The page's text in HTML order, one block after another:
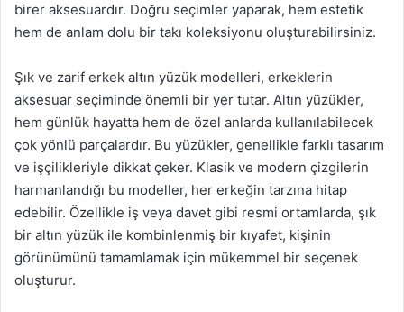
birer aksesuardır. Doğru seçimler yaparak, hem estetik
hem de anlam dolu bir takı koleksiyonu oluşturabilirsiniz.
Şık ve zarif erkek altın yüzük modelleri, erkeklerin
aksesuar seçiminde önemli bir yer tutar. Altın yüzükler,
hem günlük hayatta hem de özel anlarda kullanılabilecek
çok yönlü parçalardır. Bu yüzükler, genellikle farklı tasarım
ve işçilikleriyle dikkat çeker. Klasik ve modern çizgilerin
harmanlandığı bu modeller, her erkeğin tarzına hitap
edebilir. Özellikle iş veya davet gibi resmi ortamlarda, şık
bir altın yüzük ile kombinlenmiş bir kıyafet, kişinin
görünümünü tamamlamak için mükemmel bir seçenek
oluşturur.